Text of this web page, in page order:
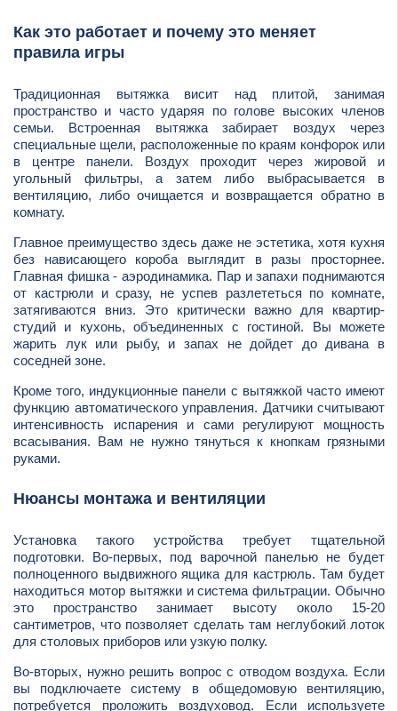
Как это работает и почему это меняет
правила игры
Традиционная вытяжка висит над плитой, занимая
пространство и часто ударяя по голове высоких членов
семьи. Встроенная вытяжка забирает воздух через
специальные щели, расположенные по краям конфорок или
в центре панели. Воздух проходит через жировой и
угольный фильтры, а затем либо выбрасывается в
вентиляцию, либо очищается и возвращается обратно в
комнату.
Главное преимущество здесь даже не эстетика, хотя кухня
без нависающего короба выглядит в разы просторнее.
Главная фишка - аэродинамика. Пар и запахи поднимаются
от кастрюли и сразу, не успев разлететься по комнате,
затягиваются вниз. Это критически важно для квартир-
студий и кухонь, объединенных с гостиной. Вы можете
жарить лук или рыбу, и запах не дойдет до дивана в
соседней зоне.
Кроме того, индукционные панели с вытяжкой часто имеют
функцию автоматического управления. Датчики считывают
интенсивность испарения и сами регулируют мощность
всасывания. Вам не нужно тянуться к кнопкам грязными
руками.
Нюансы монтажа и вентиляции
Установка такого устройства требует тщательной
подготовки. Во-первых, под варочной панелью не будет
полноценного выдвижного ящика для кастрюль. Там будет
находиться мотор вытяжки и система фильтрации. Обычно
это пространство занимает высоту около 15-20
сантиметров, что позволяет сделать там неглубокий лоток
для столовых приборов или узкую полку.
Во-вторых, нужно решить вопрос с отводом воздуха. Если
вы подключаете систему в общедомовую вентиляцию,
потребуется проложить воздуховод. Если используете